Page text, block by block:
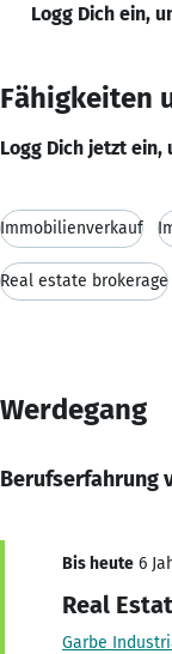
Logg Dich ein,
Fähigkeiten
Logg Dich jetzt ein,
Immobilienverkauf
Real estate brokerage
Werdegang
Berufserfahrung
Bis heute 6
Real
Garbe